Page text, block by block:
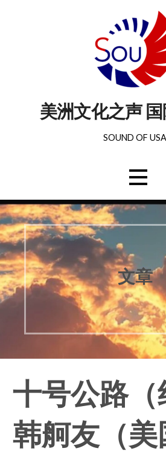
美洲文化之声
SOUND OF USA
文章
十号公路
韩舸友（美